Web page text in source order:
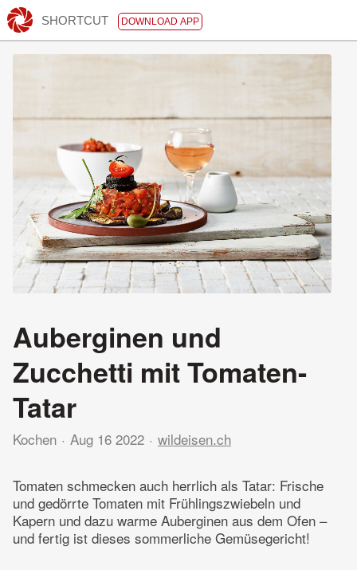
SHORTCUT DOWNLOAD APP
Auberginen und
Zucchetti mit Tomaten-
Tatar
Kochen Aug 16 2022 wildeisen.ch
Tomaten schmecken auch herrlich als Tatar: Frische
und gedörrte Tomaten mit Frühlingszwiebeln und
Kapern und dazu warme Auberginen aus dem Ofen –
und fertig ist dieses sommerliche Gemüsegericht!